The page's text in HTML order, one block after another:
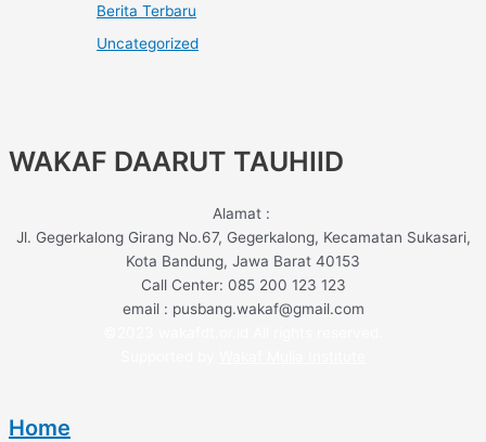
Berita Terbaru
Uncategorized
WAKAF DAARUT TAUHIID
Alamat :
Jl. Gegerkalong Girang No.67, Gegerkalong, Kecamatan Sukasari,
Kota Bandung, Jawa Barat 40153
Call Center: 085 200 123 123
email : pusbang.wakaf@gmail.com
Home